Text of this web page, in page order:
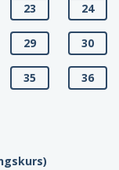
23 24
29 30
35 36